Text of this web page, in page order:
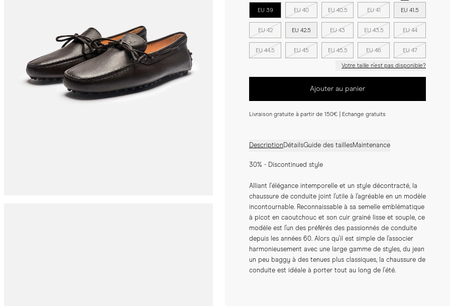
EU 39 EU 40 EU 40.5 EU 41 EU 41.5
EU 42 EU 42.5 EU 43 EU 43.5 EU 44
EU 44.5 EU 45 EU 45.5 EU 46 EU 47
Votre taille n'est pas disponible?
Ajouter au panier
Livraison gratuite à partir de 150€ | Echange gratuits
DescriptionDétailsGuide des taillesMaintenance
30% - Discontinued style
Alliant l'élégance intemporelle et un style décontracté, la
chaussure de conduite joint l'utile à l'agréable en un modèle
incontournable. Reconnaissable à sa semelle emblématique
à picot en caoutchouc et son cuir grainé lisse et souple, ce
modèle est l'un des préférés des passionnés de conduite
depuis les années 60. Alors qu'il est simple de l'associer
harmonieusement avec une large gamme de styles, du jean
un peu baggy à des tenues plus classiques, la chaussure de
conduite est idéale à porter tout au long de l'été.